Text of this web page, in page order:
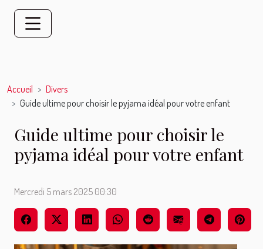
Accueil
Divers
Guide ultime pour choisir le pyjama idéal pour votre enfant
Guide ultime pour choisir le
pyjama idéal pour votre enfant
Mercredi 5 mars 2025 00:30